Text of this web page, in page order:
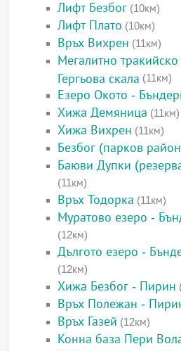
Лифт Безбог (10км)
Лифт Плато (10км)
Връх Вихрен (11км)
Мегалитно
Гергьова скала (11км)
Езеро Окото -
Хижа Демяница (11км)
Хижа Вихрен (11км)
Безбог (парков
Баюви Дупки
(11км)
Връх Тодорка (11км)
Муратово езеро -
(12км)
Дългото езеро -
(12км)
Хижа Безбог - Пирин
Връх Полежан -
Връх Газей (12км)
Конна база Пери